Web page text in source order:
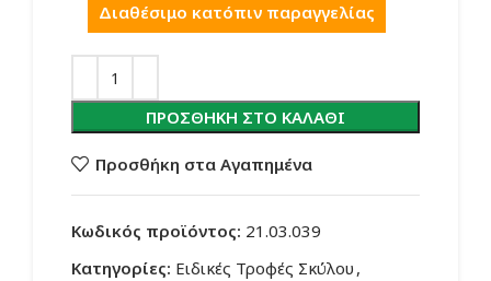
Διαθέσιμο κατόπιν παραγγελίας
ΠΡΟΣΘΉΚΗ ΣΤΟ ΚΑΛΆΘΙ
Προσθήκη στα Αγαπημένα
Κωδικός προϊόντος: 21.03.039
Κατηγορίες: Ειδικές Τροφές Σκύλου ,